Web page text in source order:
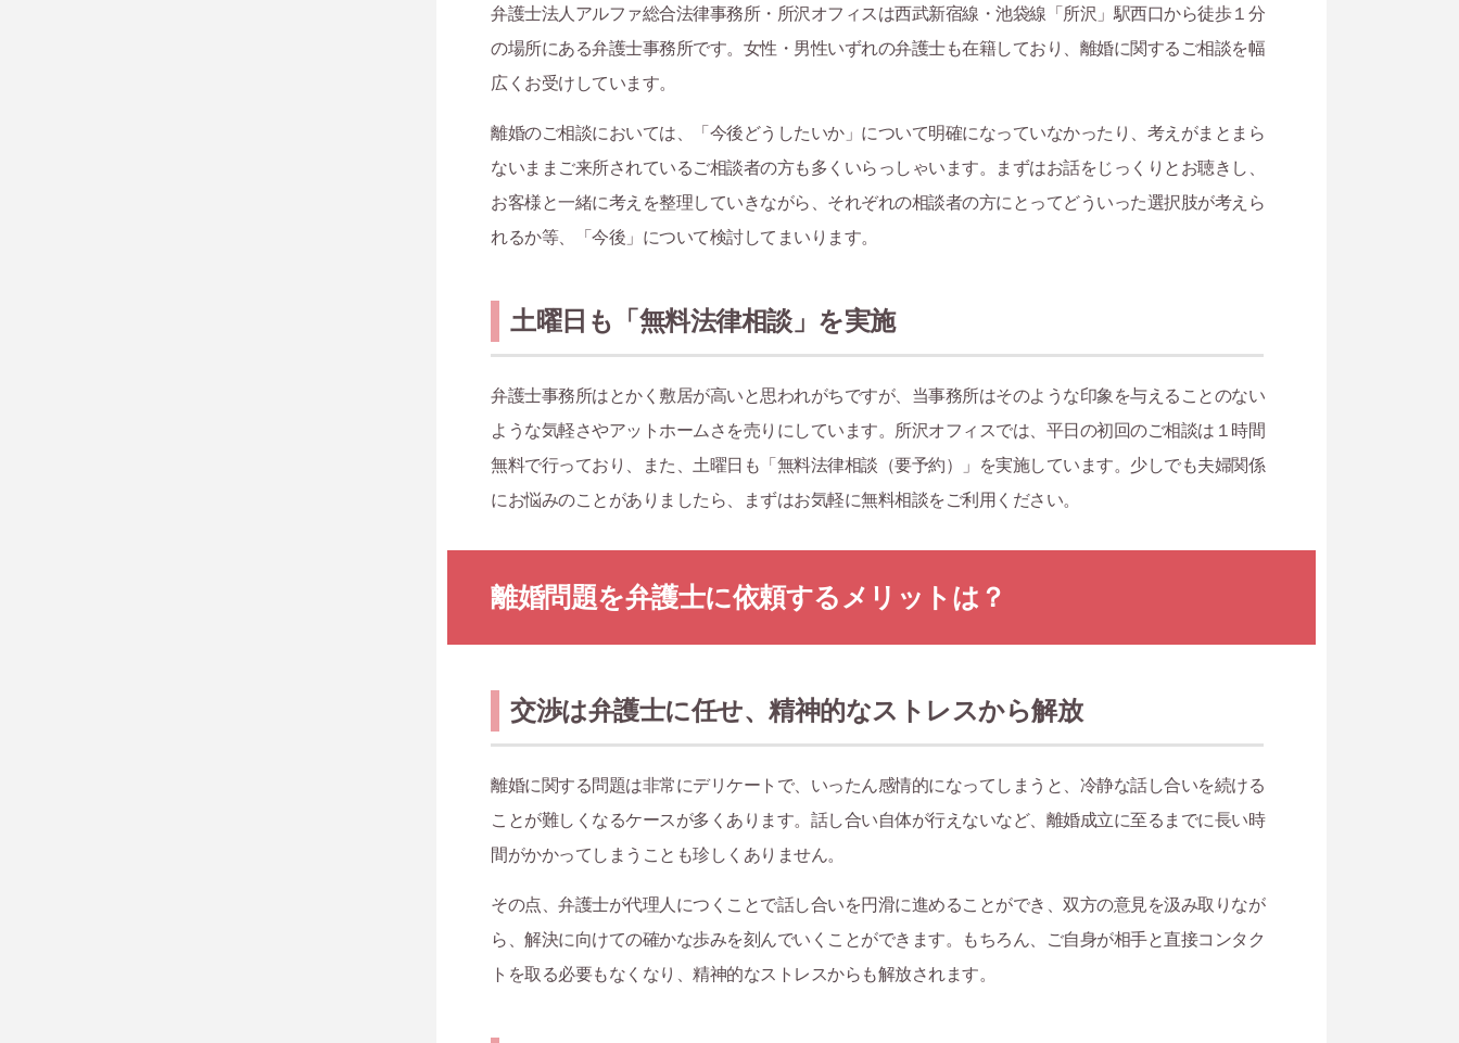
弁護士法人アルファ総合法律事務所・所沢オフィスは西武新宿線・池袋線「所沢」駅西口から徒歩１分
の場所にある弁護士事務所です。女性・男性いずれの弁護士も在籍しており、離婚に関するご相談を幅
広くお受けしています。
離婚のご相談においては、「今後どうしたいか」について明確になっていなかったり、考えがまとまら
ないままご来所されているご相談者の方も多くいらっしゃいます。まずはお話をじっくりとお聴きし、
お客様と一緒に考えを整理していきながら、それぞれの相談者の方にとってどういった選択肢が考えら
れるか等、「今後」について検討してまいります。
土曜日も「無料法律相談」を実施
弁護士事務所はとかく敷居が高いと思われがちですが、当事務所はそのような印象を与えることのない
ような気軽さやアットホームさを売りにしています。所沢オフィスでは、平日の初回のご相談は１時間
無料で行っており、また、土曜日も「無料法律相談（要予約）」を実施しています。少しでも夫婦関係
にお悩みのことがありましたら、まずはお気軽に無料相談をご利用ください。
離婚問題を弁護士に依頼するメリットは？
交渉は弁護士に任せ、精神的なストレスから解放
離婚に関する問題は非常にデリケートで、いったん感情的になってしまうと、冷静な話し合いを続ける
ことが難しくなるケースが多くあります。話し合い自体が行えないなど、離婚成立に至るまでに長い時
間がかかってしまうことも珍しくありません。
その点、弁護士が代理人につくことで話し合いを円滑に進めることができ、双方の意見を汲み取りなが
ら、解決に向けての確かな歩みを刻んでいくことができます。もちろん、ご自身が相手と直接コンタク
トを取る必要もなくなり、精神的なストレスからも解放されます。